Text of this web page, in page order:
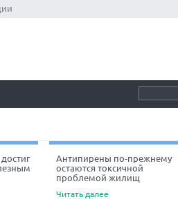
Антипирены по-прежнему
остаются токсичной
проблемой жилищ
Читать далее